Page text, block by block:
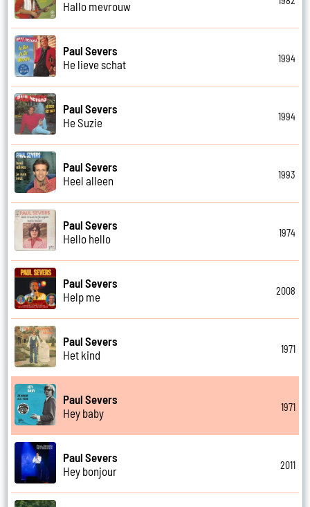
Hallo mevrouw
Paul Severs
He lieve schat
1994
Paul Severs
He Suzie
1994
Paul Severs
Heel alleen
1993
Paul Severs
Hello hello
1974
Paul Severs
Help me
2008
Paul Severs
Het kind
1971
Paul Severs
Hey baby
1971
Paul Severs
Hey bonjour
2011